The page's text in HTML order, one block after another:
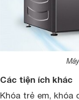
Các tiện ích khác
Khóa trẻ em, khóa